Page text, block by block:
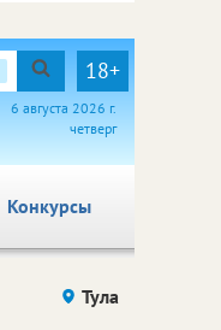
18+
6 августа 2026 г.
четверг
Конкурсы
компаний (на
Тула